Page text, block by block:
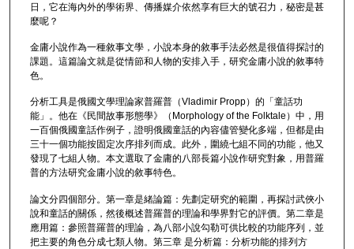
日，它在海內外的學術界、傳播媒介依然享有巨大的號召力，秘密是甚
麼呢？
金庸小說作為一種敘事文學，小說本身的敘事手法必然是很值得探討的
課題。這篇論文就是從情節和人物的安排入手，研究金庸小說的敘事特
色。
分析工具是俄國文學理論家普羅普（Vladimir Propp）的「童話功
能」。他在《民間故事形態學》（Morphology of the Folktale）中，用
一百個俄國童話作例子，證明俄國童話的內容儘管變化多端，但都是由
三十一個功能按固定次序排列而成。此外，圍繞七組不同的功能，他又
發現了七組人物。本文選取了金庸的八部長篇小說作研究對象，用普羅
普的方法研究金庸小說的敘事特色。
論文分四個部分。第一章是緒論篇：先劃定研究的範圍，再探討武俠小
說和童話的關係，然後概述普羅普的理論和學界對它的評價。第二章是
應用篇：參照普羅普的理論，為八部小說勾勒可供比較的功能序列，並
把主要的角色分成七類人物。第三章 是分析篇：分析功能的排列方